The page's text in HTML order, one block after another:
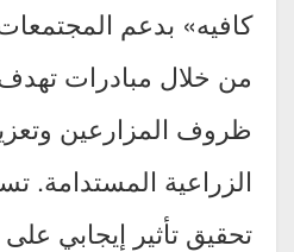
كافيه» بدعم
من خلال مبادرات
ظروف المزارعين
الزراعية المستدامة.
تحقيق تأثير إيجابي على